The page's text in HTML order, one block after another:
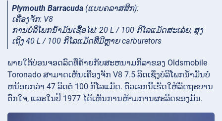
Plymouth Barracuda (ແບບຄລາສສິກ):
ເຄື່ອງຈັກ: V8
ການ​ບໍ​ລິ​ໂພກ​ນໍ້າ​ມັນ​ເຊື້ອ​ໄຟ​: 20 L / 100 ກິ​ໂລ​ແມັດ​ສະ​ເລ່ຍ​, ສູງ​
ເຖິງ 40 L / 100 ກິ​ໂລ​ແມັດ​ທີ່​ມີ​ຫຼາຍ carburetors
ພາຍໃຕ້ບ່ອນຈອດລົດທີ່ຄ້າຍກັບສະຫນາມກິລາຂອງ Oldsmobile
Toronado ສາມາດເຫັນເຄື່ອງຈັກ V8 7.5 ລິດເຊິ່ງບໍລິໂພກນໍ້າມັນບໍ່
ຫນ້ອຍກວ່າ 47 ລິດຕໍ່ 100 ກິໂລແມັດ. ຕົວເລກນີ້ເຮັດໃຫ້ລັດຖະບານ
ຕົກໃຈ, ແລະໃນປີ 1977 ໄດ້ເຫັນການຫ້າມການຜະລິດຂອງມັນ.